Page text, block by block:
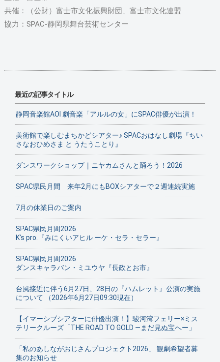
共催：（公財）富士市文化振興財団、富士市文化連盟
協力：SPAC-静岡県舞台芸術センター
最近の記事タイトル
静岡音楽館AOI 劇音楽「アルルの女」にSPAC俳優が出演！
美術館で楽しむまちかどシアター♪ SPACおはなし劇場『ちい
さなおひめさま と うたうことり』
ダンスワークショップ｜ニヤカムさんと踊ろう！2026
SPAC県民月間 来年2月にもBOXシアターで２週連続実施
7月の休業日のご案内
SPAC県民月間2026
K’s pro.『みにくいアヒル ーケ・セラ・セラー』
SPAC県民月間2026
ダンスキャラバン・ミユウヤ『長政とお市』
台風接近に伴う6月27日、28日の『ハムレット』公演の実施
について （2026年6月27日09:30現在）
【イマーシブシアターに俳優出演！】駿河湾フェリー×ミス
テリークルーズ「THE ROAD TO GOLD ―まだ見ぬ宝へー」
「私のあしながおじさんプロジェクト2026」 観劇希望者募
集のお知らせ